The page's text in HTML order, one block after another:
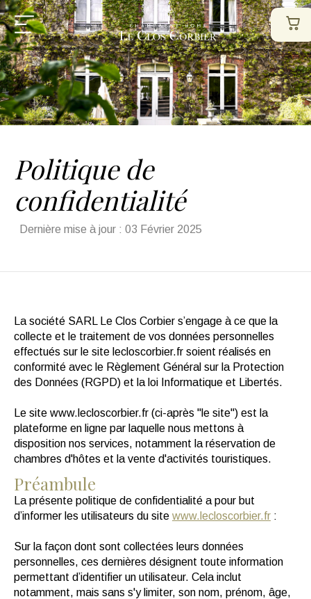
Politique de
confidentialité
Dernière mise à jour : 03 Février 2025
La société SARL Le Clos Corbier s’engage à ce que la
collecte et le traitement de vos données personnelles
effectués sur le site lecloscorbier.fr soient réalisés en
conformité avec le Règlement Général sur la Protection
des Données (RGPD) et la loi Informatique et Libertés.
Le site www.lecloscorbier.fr (ci-après "le site") est la
plateforme en ligne par laquelle nous mettons à
disposition nos services, notamment la réservation de
chambres d'hôtes et la vente d'activités touristiques.
Préambule
La présente politique de confidentialité a pour but
d’informer les utilisateurs du site www.lecloscorbier.fr :
Sur la façon dont sont collectées leurs données
personnelles, ces dernières désignent toute information
permettant d’identifier un utilisateur. Cela inclut
notamment, mais sans s'y limiter, son nom, prénom, âge,